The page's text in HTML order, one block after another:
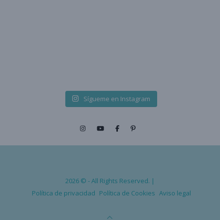
Sígueme en Instagram
2026 © - All Rights Reserved. |
Política de privacidad Política de Cookies Aviso legal